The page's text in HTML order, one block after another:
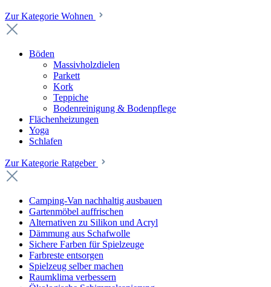
Zur Kategorie Wohnen
Böden
Massivholzdielen
Parkett
Kork
Teppiche
Bodenreinigung & Bodenpflege
Flächenheizungen
Yoga
Schlafen
Zur Kategorie Ratgeber
Camping-Van nachhaltig ausbauen
Gartenmöbel auffrischen
Alternativen zu Silikon und Acryl
Dämmung aus Schafwolle
Sichere Farben für Spielzeuge
Farbreste entsorgen
Spielzeug selber machen
Raumklima verbessern